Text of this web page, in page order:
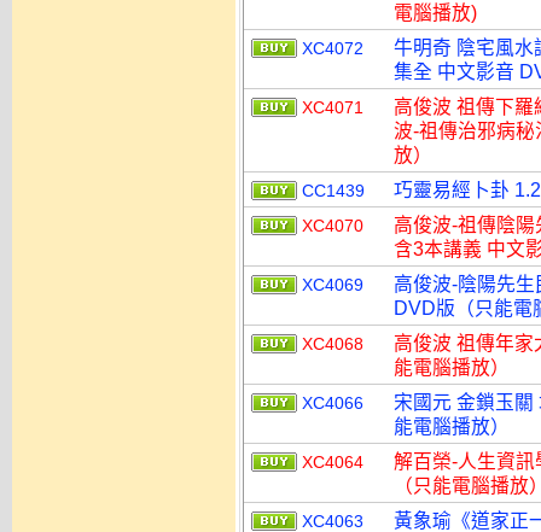
電腦播放)
XC4072
牛明奇 陰宅風水
集全 中文影音
XC4071
高俊波 祖傳下
波-祖傳治邪病
放）
CC1439 巧靈易經卜卦
XC4070
高俊波-祖傳陰
含3本講義 中文
XC4069
高俊波-陰陽先
DVD版（只能電
XC4068
高俊波 祖傳年
能電腦播放）
XC4066
宋國元 金鎖玉
能電腦播放）
XC4064
解百榮-人生資
（只能電腦播放
XC4063
黃象瑜《道家正